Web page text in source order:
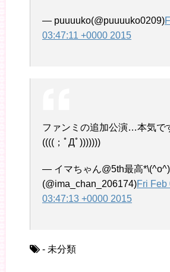
— puuuuko(@puuuuko0209)
03:47:11 +0000 2015
ファンミの追加公演…本気で
((((；ﾟДﾟ)))))))
— イマちゃん@5th最高
(@ima_chan_206174)Fri Feb
03:47:13 +0000 2015
- 未分類